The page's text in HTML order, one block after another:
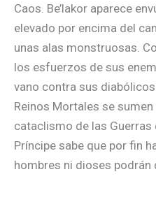
Caos. Be’lakor aparece
elevado por encima del
unas alas monstruosas.
los esfuerzos de sus
vano contra sus
Reinos Mortales se
cataclismo de las Guerras
Príncipe sabe que por fin
hombres ni dioses podrán